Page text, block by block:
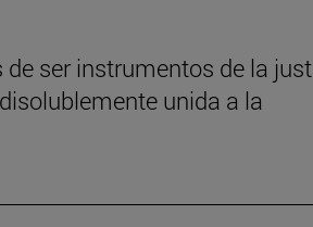
de ser instrumentos de la
unida a la